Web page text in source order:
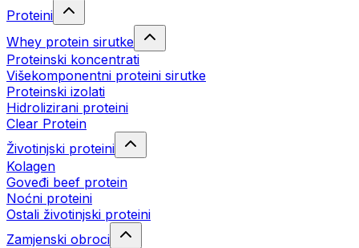
Proteini
Whey protein sirutke
Proteinski koncentrati
Višekomponentni proteini sirutke
Proteinski izolati
Hidrolizirani proteini
Clear Protein
Životinjski proteini
Kolagen
Goveđi beef protein
Noćni proteini
Ostali životinjski proteini
Zamjenski obroci